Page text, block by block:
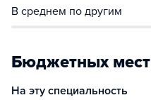
В среднем по другим
Бюджетных мест
На эту специальность